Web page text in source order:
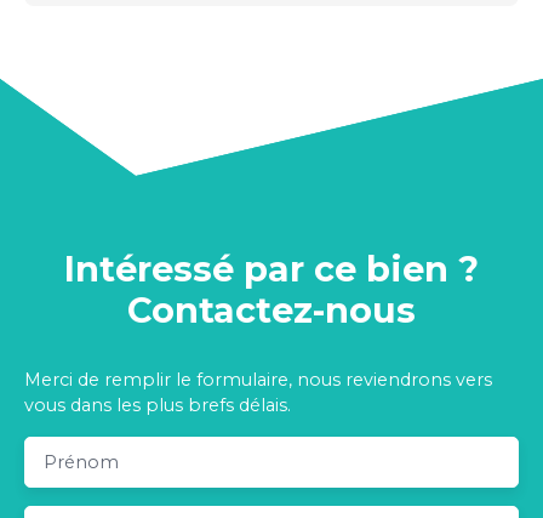
Intéressé par ce bien ?
Contactez-nous
Merci de remplir le formulaire, nous reviendrons vers
vous dans les plus brefs délais.
Prénom